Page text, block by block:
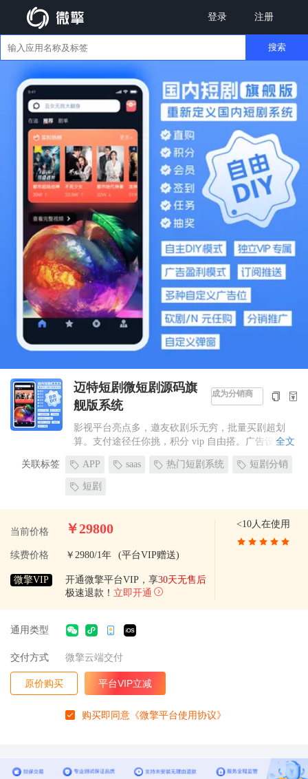
登录 注册
搜索
迈特短剧微短剧源码旗
舰版系统
成为分销商
影视平台亮点多，邀友砍剧乐无穷，批量买剧超划
算。支付途径任你挑，积分 vip 自由搭。广告设定
足。十种广告已开启，大屏展示显专业，分润模式更
合理。
全文
关联标签 APP saas 热门短剧系统 短剧分销
短剧
当前价格 ￥29800
续费价格 ￥2980/1年 (平台VIP赠送)
微擎VIP 开通微擎平台VIP，享30天无售后
极速退款！ 立即开通
<10人在使用
通用类型
交付方式 微擎云端交付
原价购买 平台VIP立减
购买即同意 《微擎平台使用协议》